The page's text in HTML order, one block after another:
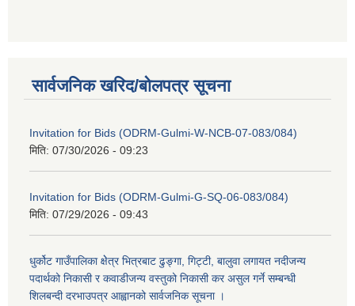
सार्वजनिक खरिद/बोलपत्र सूचना
Invitation for Bids (ODRM-Gulmi-W-NCB-07-083/084)
मिति: 07/30/2026 - 09:23
Invitation for Bids (ODRM-Gulmi-G-SQ-06-083/084)
मिति: 07/29/2026 - 09:43
धुर्कोट गाउँपालिका क्षेेत्र भित्रबाट ढुङ्गा, गिट्टी, बालुवा लगायत नदीजन्य
पदार्थको निकासी र कवाडीजन्य वस्तुको निकासी कर असुल गर्ने सम्बन्धी
शिलबन्दी दरभाउपत्र आह्वानको सार्वजनिक सूचना ।